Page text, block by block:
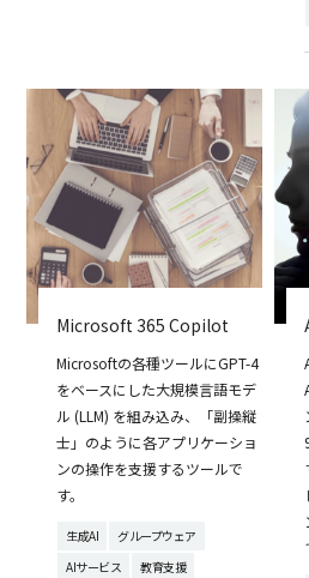
Microsoft 365 Copilot
Microsoftの各種ツールにGPT-4
をベースにした大規模言語モデ
ル (LLM) を組み込み、「副操縦
士」のように各アプリケーショ
ンの操作を支援するツールで
す。
生成AI
グループウェア
AIサービス
教育支援